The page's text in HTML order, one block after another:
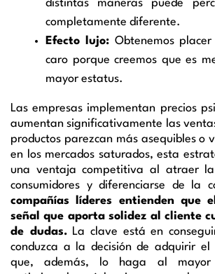
distintas maneras puede
completamente diferente.
Efecto lujo: Obtenemos
caro porque creemos que es
mayor estatus.
Las empresas implementan precios
aumentan significativamente las
productos parezcan más asequibles o
en los mercados saturados, esta
una ventaja competitiva al atraer
consumidores y diferenciarse de la
compañías líderes entienden que
señal que aporta solidez al cliente
de dudas.La clave está en
conduzca a la decisión de adquirir el
que, además, lo haga al mayor